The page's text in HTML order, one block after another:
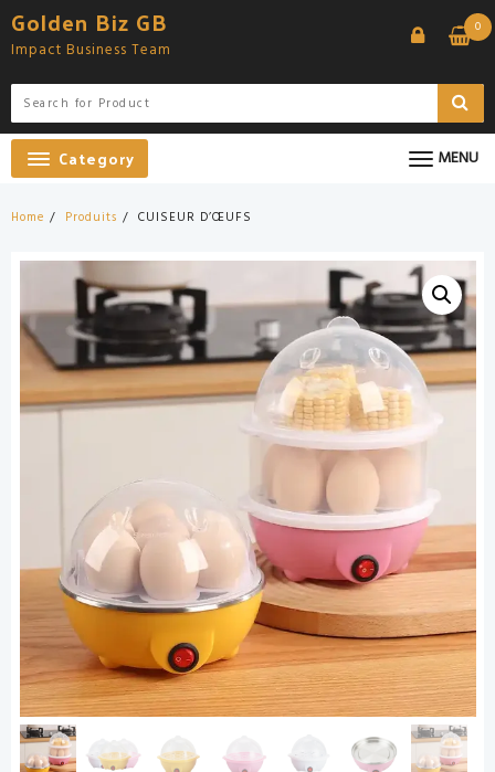
Skip
to
content
Golden Biz GB
Impact Business Team
0
Category MENU
Home Produits CUISEUR D’ŒUFS